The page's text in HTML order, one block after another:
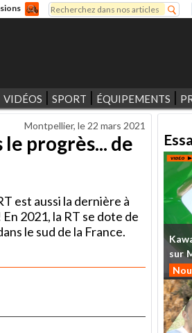
Formulaire de recherche
Rechercher
VIDÉOS SPORT ÉQUIPEMENTS
Montpellier, le 22 mars 2021
le progrès... de
est aussi la dernière à
2021, la RT se dote de
le sud de la France.
sur